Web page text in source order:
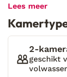
natuur glijdt.
vijgenboom
houtoven en
stenen muren
huis van een
Lees meer
2-
geschikt